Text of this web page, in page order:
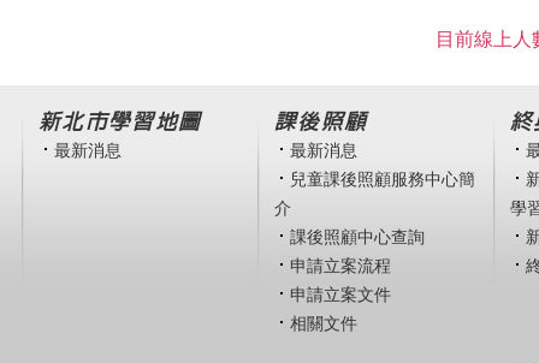
目前線上
新北市學習地圖
最新消息
課後照顧
最新消息
兒童課後照顧服務中心簡
介
課後照顧中心查詢
申請立案流程
申請立案文件
相關文件
終
學